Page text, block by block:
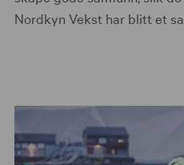
Nordkyn Vekst har blitt et